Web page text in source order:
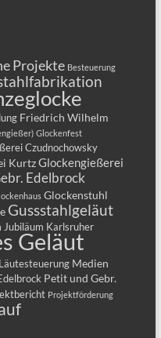
Projekte Besteuerung
Friedrich Wilhelm
Glockenfest
Czudnochowsky
KurtzGlockengießerei
Edelbrock
Glockenstuhl
Gussstahlgeläut
Jubiläum Karlsruher
Geläut
Läutesteuerung Medien
Petit und Gebr.
Projektförderung